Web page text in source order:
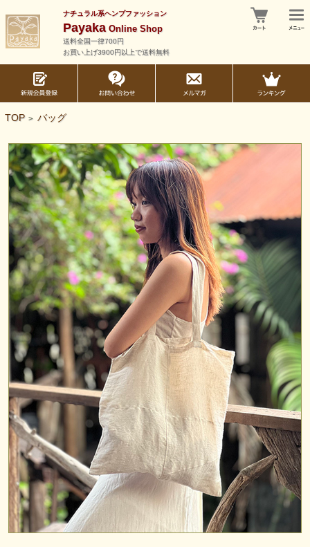
ナチュラル系ヘンプファッション
PayakaOnline Shop
送料全国一律700円
お買い上げ3900円以上で送料無料
TOP > バッグ